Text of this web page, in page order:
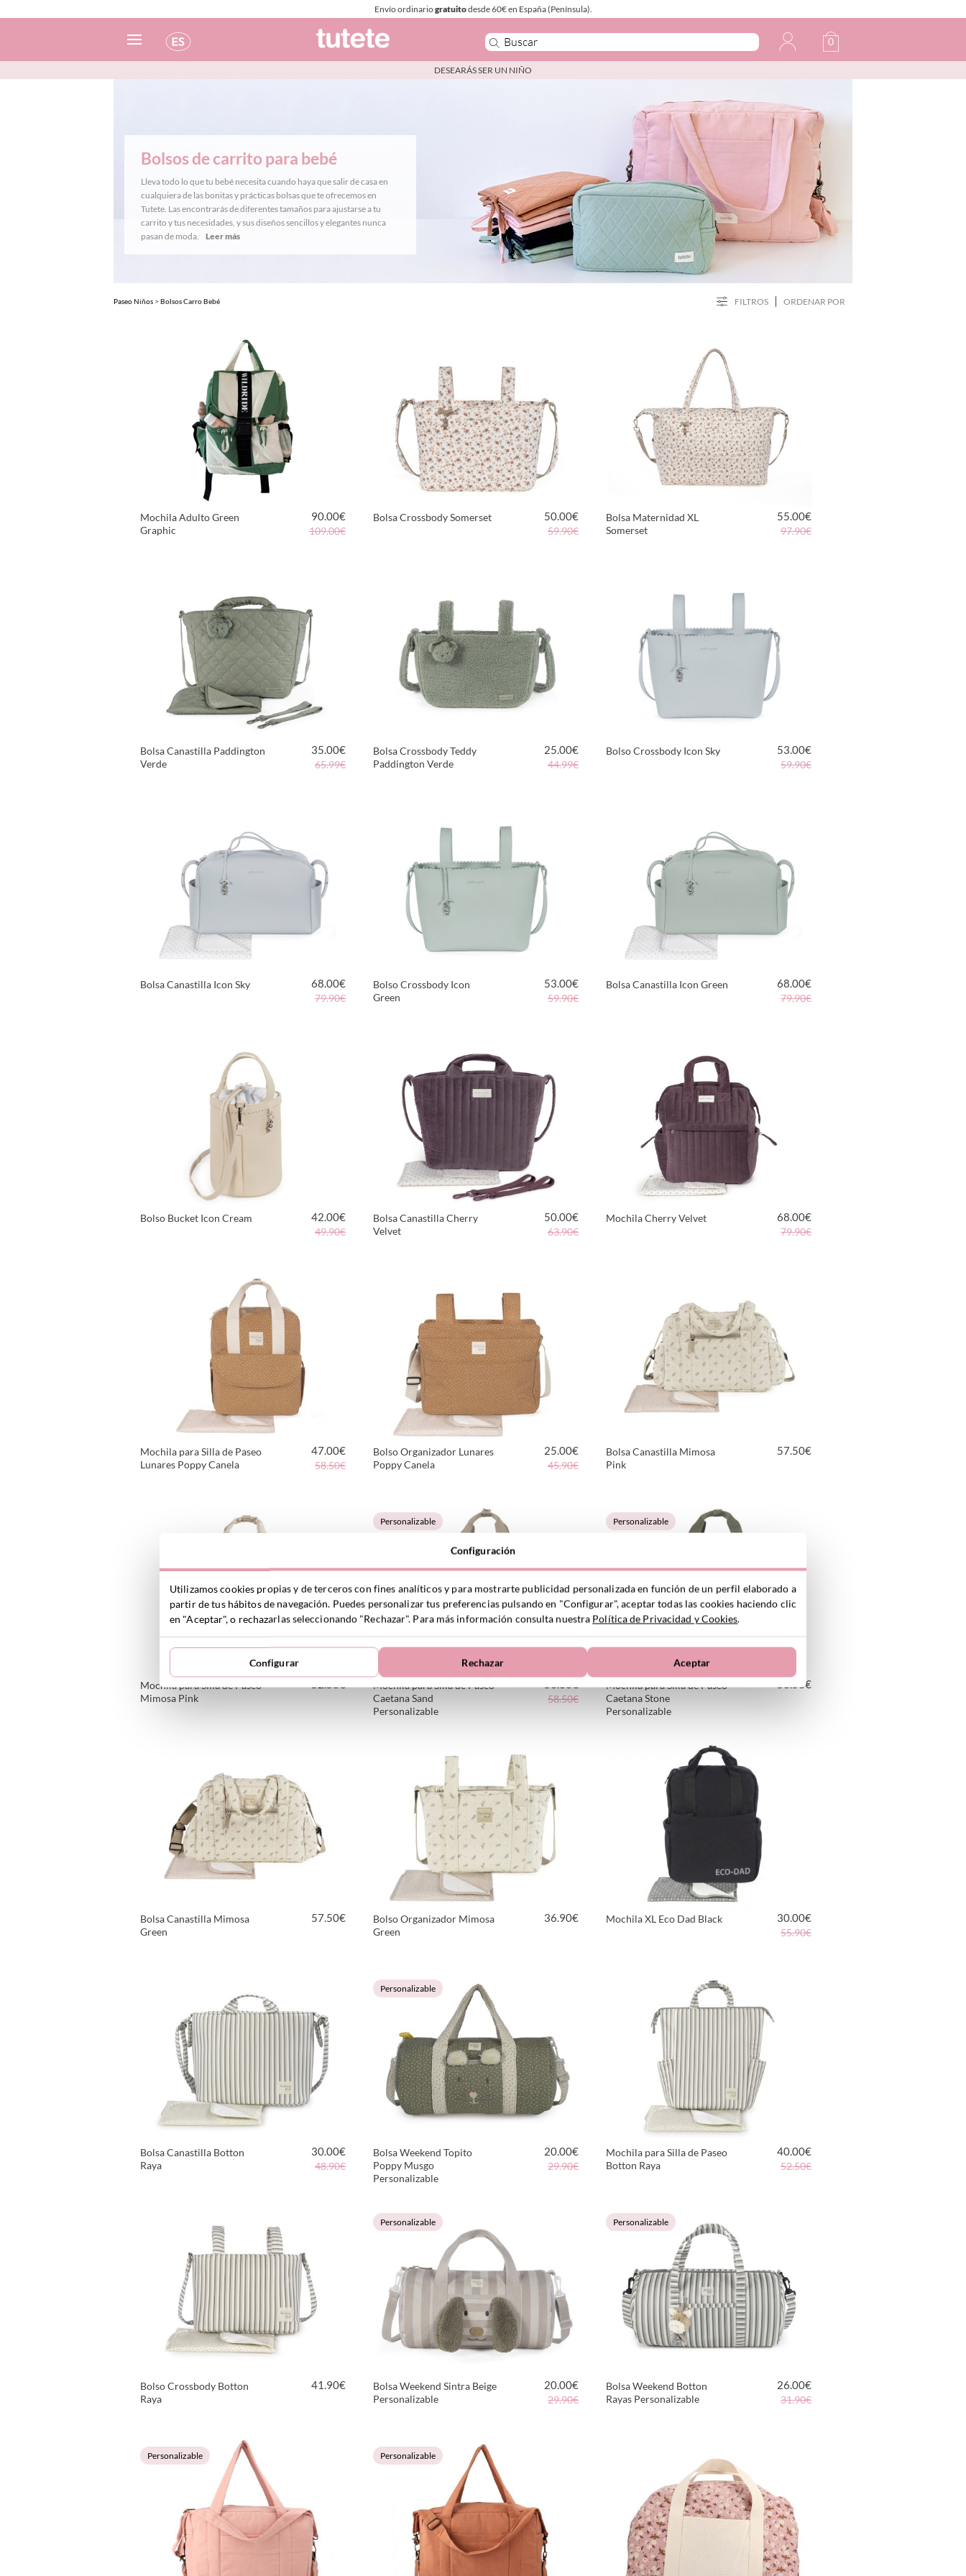
Envío ordinariogratuitodesde 60€ en España (Península).
Portugués
Francés
0
DESEARÁS SER UN NIÑO
Bolsos de carrito para bebé
Lleva todo lo que tu bebé necesita cuando haya que salir de casa en
cualquiera de las bonitas y prácticas bolsas que te ofrecemos en
Tutete. Las encontrarás de diferentes tamaños para ajustarse a tu
carrito y tus necesidades, y sus diseños sencillos y elegantes nunca
pasan de moda.
Leer más
Paseo Niños > Bolsos Carro Bebé FILTROS ORDENAR POR
Mochila Adulto Green
Graphic
90.00€
109.00€
Bolsa Crossbody Somerset 50.00€
59.90€
Bolsa Maternidad XL
Somerset
55.00€
97.90€
Bolsa Canastilla Paddington
Verde
35.00€
65.99€
Bolsa Crossbody Teddy
Paddington Verde
25.00€
44.99€
Bolso Crossbody Icon Sky 53.00€
59.90€
Bolsa Canastilla Icon Sky 68.00€
79.90€
Bolso Crossbody Icon
Green
53.00€
59.90€
Bolsa Canastilla Icon Green 68.00€
79.90€
Bolso Bucket Icon Cream 42.00€
49.90€
Bolsa Canastilla Cherry
Velvet
50.00€
63.90€
Mochila Cherry Velvet 68.00€
79.90€
Mochila para Silla de Paseo
Lunares Poppy Canela
47.00€
58.50€
Bolso Organizador Lunares
Poppy Canela
25.00€
45.90€
Bolsa Canastilla Mimosa
Pink
57.50€
Mochila para Silla de Paseo
Mimosa Pink
52.50€
Personalizable
Mochila para Silla de Paseo
Caetana Sand
Personalizable
50.00€
58.50€
Personalizable
Mochila para Silla de Paseo
Caetana Stone
Personalizable
58.50€
Bolsa Canastilla Mimosa
Green
57.50€
Bolso Organizador Mimosa
Green
36.90€ Mochila XL Eco Dad Black 30.00€
55.90€
Bolsa Canastilla Botton
Raya
30.00€
48.90€
Personalizable
Bolsa Weekend Topito
Poppy Musgo
Personalizable
20.00€
29.90€
Mochila para Silla de Paseo
Botton Raya
40.00€
52.50€
Bolso Crossbody Botton
Raya
41.90€
Personalizable
Bolsa Weekend Sintra Beige
Personalizable
20.00€
29.90€
Personalizable
Bolsa Weekend Botton
Rayas Personalizable
26.00€
31.90€
Personalizable Personalizable
Configuración
Utilizamos cookies propias y de terceros con fines analíticos y para mostrarte publicidad personalizada en función de un perfil elaborado a
partir de tus hábitos de navegación. Puedes personalizar tus preferencias pulsando en "Configurar", aceptar todas las cookies haciendo clic
en "Aceptar", o rechazarlas seleccionando "Rechazar". Para más información consulta nuestra Política de Privacidad y Cookies.
Configurar Rechazar Aceptar